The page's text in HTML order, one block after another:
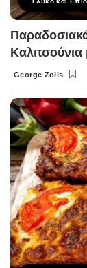
Posted
George Zolis